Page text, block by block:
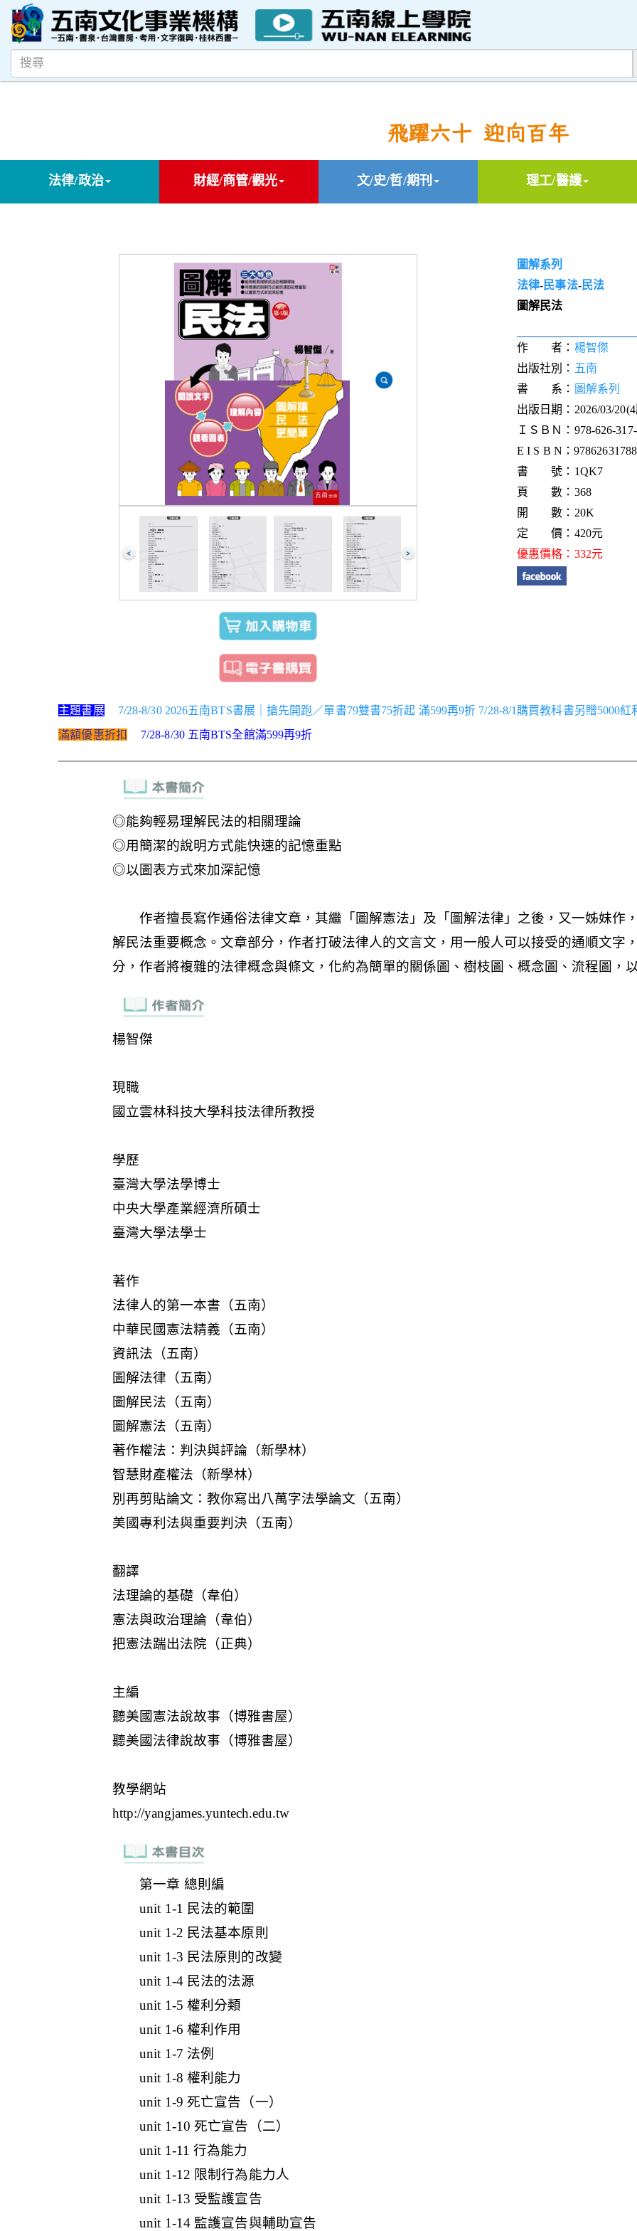
飛躍六十 迎向百年
法律/政治 財經/商管/觀光 文/史/哲/期刊 理工/醫護
圖解系列
法律-民事法-民法
圖解民法
作 者： 楊智傑
出版社別： 五南
書 系： 圖解系列
出版日期：2026/03/
ＩＳＢＮ：978-626-
E I S B N：
書 號：1QK7
頁 數：368
開 數：20K
定 價：420元
優惠價格：332元
主題書展
7/28-8/30 2026五南BTS書展｜搶先開跑／單書79雙書75折起 滿599再9折 7/28-8/1購買教科書另贈5000紅
滿額優惠折扣
7/28-8/30 五南BTS全館滿599再9折
第一章 總則編
unit 1-1 民法的範圍
unit 1-2 民法基本原則
unit 1-3 民法原則的改變
unit 1-4 民法的法源
unit 1-5 權利分類
unit 1-6 權利作用
unit 1-7 法例
unit 1-8 權利能力
unit 1-9 死亡宣告（一）
unit 1-10 死亡宣告（二）
unit 1-11 行為能力
unit 1-12 限制行為能力人
unit 1-13 受監護宣告
unit 1-14 監護宣告與輔助宣告